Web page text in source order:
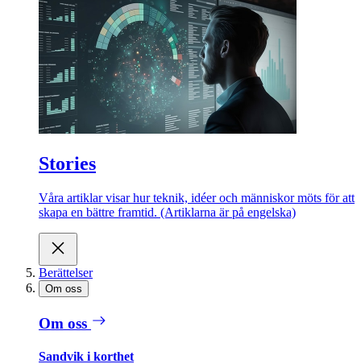
Stories
Våra artiklar visar hur teknik, idéer och människor möts för att
skapa en bättre framtid. (Artiklarna är på engelska)
Berättelser
Om oss
Om oss
Sandvik i korthet